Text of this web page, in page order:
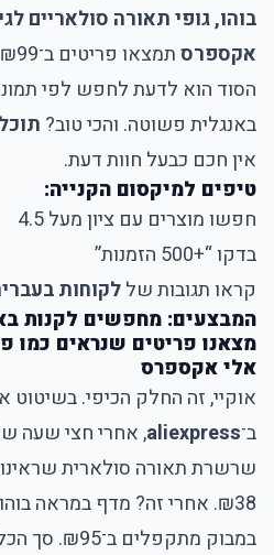
בוהו, גופי תאורה סולאריים
אקספרס
הסוד הוא לדעת לחפש לפי
באנגלית פשוטה. והכי טוב?
אין חכם כבעל חוות דעת.
טיפים למיקסום הקנייה:
חפשו מוצרים עם ציון מעל 4.5
בדקו “+500 הזמנות”
קראו תגובות שללקוחות
המבצעים: מחפשים לקנות
אלי אקספרס
אוקיי, זה החלק הכיפי.
ב־aliexpress, אחרי חצי שעה של
שרשרת תאורה סולארית
במבוק